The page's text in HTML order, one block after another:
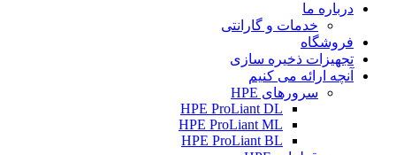
درباره ما
خدمات و گارانتی
فروشگاه
تجهیزات ذخیره سازی
آنچه ارائه می کنیم
سرورهای HPE
HPE ProLiant DL
HPE ProLiant ML
HPE ProLiant BL